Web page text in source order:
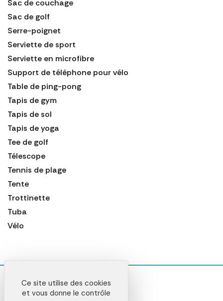
Sac de couchage
Sac de golf
Serre-poignet
Serviette de sport
Serviette en microfibre
Support de téléphone pour vélo
Table de ping-pong
Tapis de gym
Tapis de sol
Tapis de yoga
Tee de golf
Télescope
Tennis de plage
Tente
Trottinette
Tuba
Vélo
Ce site utilise des cookies
et vous donne le contrôle